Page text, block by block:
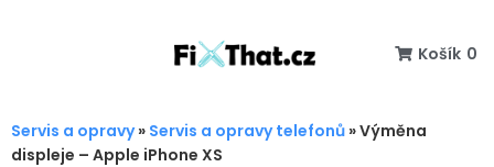
Košík 0
Servis a opravy» Servis a opravy telefonů »Výměna
displeje – Apple iPhone XS